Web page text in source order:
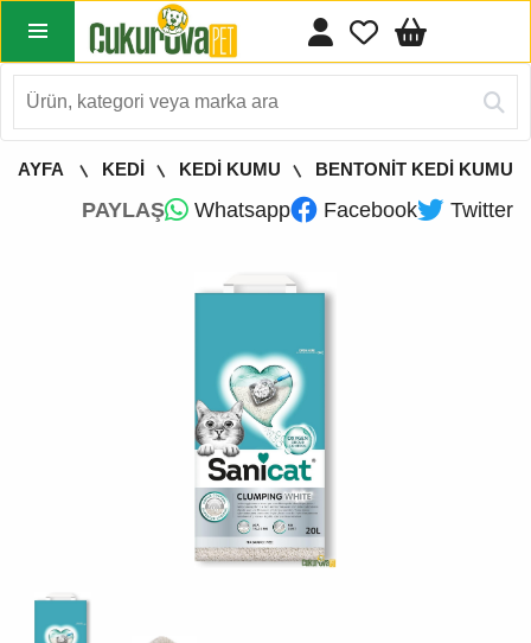
SAYFA KEDİ KEDİ KUMU BENTONİT KEDİ KUMU
PAYLAŞ Whatsapp Facebook Twitter